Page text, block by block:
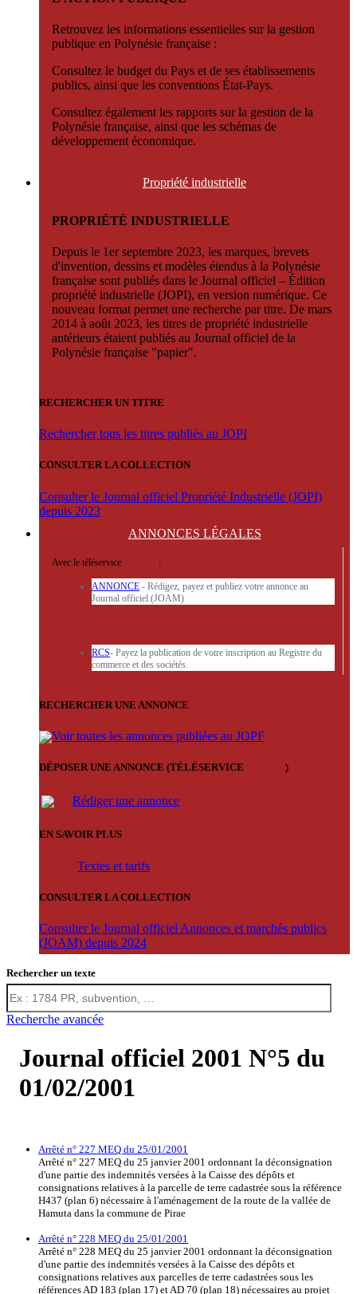
Retrouvez les informations essentielles sur la gestion
publique en Polynésie française :
Consultez le budget du Pays et de ses établissements
publics, ainsi que les conventions État-Pays.
Consultez également les rapports sur la gestion de la
Polynésie française, ainsi que les schémas de
développement économique.
Propriété industrielle
PROPRIÉTÉ INDUSTRIELLE
Depuis le 1er septembre 2023, les marques, brevets
d'invention, dessins et modèles étendus à la Polynésie
française sont publiés dans le Journal officiel – Édition
propriété industrielle (JOPI), en version numérique. Ce
nouveau format permet une recherche par titre. De mars
2014 à août 2023, les titres de propriété industrielle
antérieurs étaient publiés au Journal officiel de la
Polynésie française "papier".
RECHERCHER UN TITRE
Rechercher tous les titres publiés au JOPI
CONSULTER LA COLLECTION
Consulter le Journal officiel Propriété Industrielle (JOPI)
depuis 2023
ANNONCES LÉGALES
Avec le téléservice :
ANNONCE - Rédigez, payez et publiez votre annonce au
Journal officiel (JOAM)
RCS- Payez la publication de votre inscription au Registre du
commerce et des sociétés.
RECHERCHER UNE ANNONCE
Voir toutes les annonces publiées au JOPF
DÉPOSER UNE ANNONCE (TÉLÉSERVICE )
Rédiger une annonce
EN SAVOIR PLUS
Textes et tarifs
CONSULTER LA COLLECTION
Consulter le Journal officiel Annonces et marchés publics
(JOAM) depuis 2024
Rechercher un texte
Recherche avancée
Journal officiel 2001 N°5 du
01/02/2001
Arrêté n° 227 MEQ du 25/01/2001
Arrêté n° 227 MEQ du 25 janvier 2001 ordonnant la déconsignation
d'une partie des indemnités versées à la Caisse des dépôts et
consignations relatives à la parcelle de terre cadastrée sous la référence
H437 (plan 6) nécessaire à l'aménagement de la route de la vallée de
Hamuta dans la commune de Pirae
Arrêté n° 228 MEQ du 25/01/2001
Arrêté n° 228 MEQ du 25 janvier 2001 ordonnant la déconsignation
d'une partie des indemnités versées à la Caisse des dépôts et
consignations relatives aux parcelles de terre cadastrées sous les
références AD 183 (plan 17) et AD 70 (plan 18) nécessaires au projet